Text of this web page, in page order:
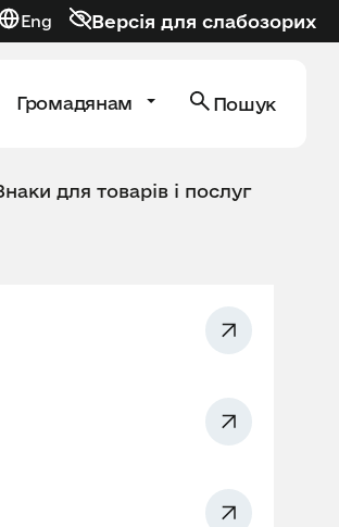
Eng Версія для слабозорих
Громадянам Пошук
для товарів і послуг